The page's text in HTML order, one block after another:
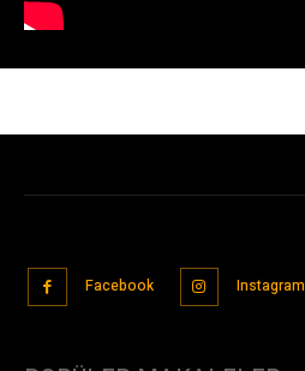
Facebook Instagram